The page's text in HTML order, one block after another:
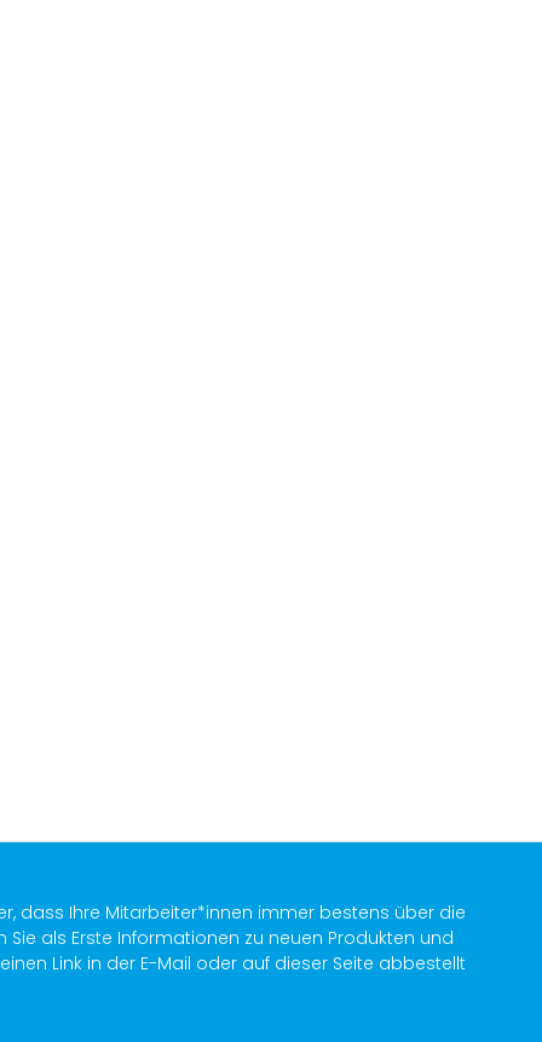
dass Ihre Mitarbeiter*innen immer bestens über die
als Erste Informationen zu neuen Produkten und
Link in der E-Mail oder auf dieser Seite abbestellt